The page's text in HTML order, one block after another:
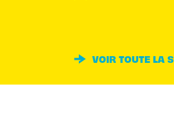
VOIR TOUTE LA